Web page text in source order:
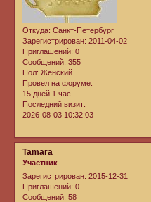
Откуда: Санкт-Петербург
Зарегистрирован: 2011-04-02
Приглашений: 0
Сообщений: 355
Пол: Женский
Провел на форуме:
15 дней 1 час
Последний визит:
2026-08-03 10:32:03
Tamara
Участник
Зарегистрирован: 2015-12-31
Приглашений: 0
Сообщений: 58